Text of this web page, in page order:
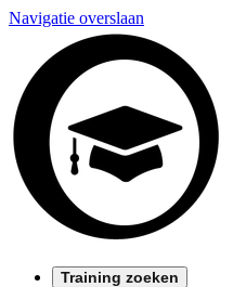
Navigatie overslaan
Training zoeken